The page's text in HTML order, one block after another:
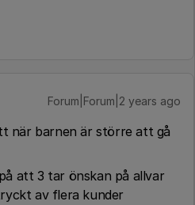
Forum|Forum|2 years ago
när barnen är större att gå
att 3 tar önskan på allvar
av flera kunder